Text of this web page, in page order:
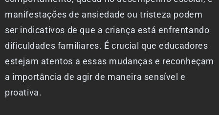
manifestações de ansiedade ou tristeza podem
ser indicativos de que a criança está enfrentando
dificuldades familiares. É crucial que educadores
estejam atentos a essas mudanças e reconheçam
a importância de agir de maneira sensível e
proativa.